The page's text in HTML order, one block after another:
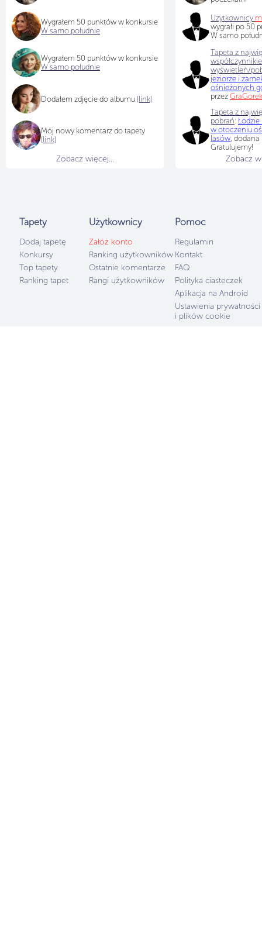
Wygrałem 50 punktów w konkursie
W samo południe
Wygrałem 50 punktów w konkursie
W samo południe
Dodałem zdjęcie do albumu [link]
Mój nowy komentarz do tapety
[link]
Zobacz więcej...
Użytkownicy
wygrałi po 50
W samo
Tapeta z
wyświetleń/
jeziorze i
ośnieżonych
przez GraGorek
Tapeta z
pobrań: Łodzie
w otoczeniu
lasów, dodana
Gratulujemy!
Tapeta z
Zobacz
Tapety
Dodaj tapetę
Konkursy
Top tapety
Ranking tapet
Użytkownicy
Załóż konto
Ranking użytkowników
Ostatnie komentarze
Rangi użytkowników
Pomoc
Regulamin
Kontakt
FAQ
Polityka ciasteczek
Aplikacja na Android
Ustawienia prywatności
i plików cookie